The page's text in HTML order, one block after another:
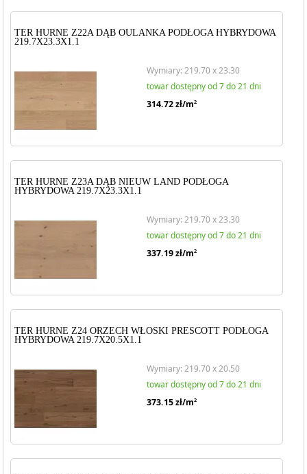
TER HURNE Z22A DĄB OULANKA PODŁOGA HYBRYDOWA
219.7X23.3X1.1
Wymiary: 219.70 x 23.30
towar dostępny od 7 do 21 dni
314.72zł/m2
TER HURNE Z23A DĄB NIEUW LAND PODŁOGA
HYBRYDOWA 219.7X23.3X1.1
Wymiary: 219.70 x 23.30
towar dostępny od 7 do 21 dni
337.19zł/m2
TER HURNE Z24 ORZECH WŁOSKI PRESCOTT PODŁOGA
HYBRYDOWA 219.7X20.5X1.1
Wymiary: 219.70 x 20.50
towar dostępny od 7 do 21 dni
373.15zł/m2